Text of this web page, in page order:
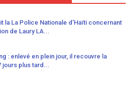
la La Police Nationale d'Haïti concernant
de Laury LA...
: enlevé en plein jour, il recouvre la
jours plus tard...